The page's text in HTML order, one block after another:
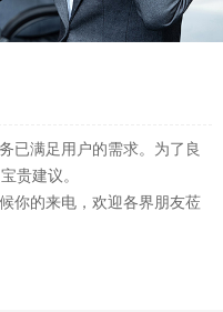
已满足用户的需求。为了良
贵建议。
你的来电，欢迎各界朋友莅